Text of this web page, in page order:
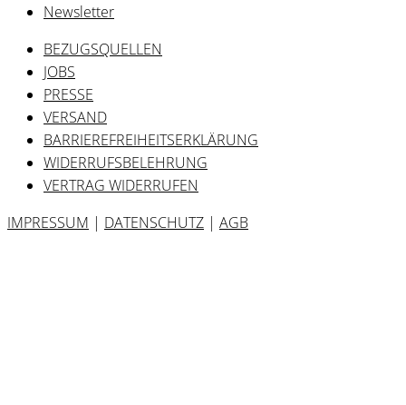
Newsletter
BEZUGSQUELLEN
JOBS
PRESSE
VERSAND
BARRIEREFREIHEITSERKLÄRUNG
WIDERRUFSBELEHRUNG
VERTRAG WIDERRUFEN
IMPRESSUM | DATENSCHUTZ | AGB